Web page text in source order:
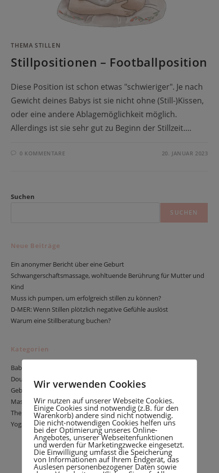
THEMA STILLEN
Stillpositionen – Footballposition
Diese Position ist schon etwas "schwieriger". Je nach
Gewicht deines Babys ist sie nicht ohne (Still-)Kissen,
oder eine andere Ablagemöglichkeit möglich.
Allerdings ist sie sehr gut zu Beginn der Stillzeit.…
0 KOMMENTARE 20. JANUAR 2023
Suchen
SUCHEN
Neue Beiträge
Ein anonymer Bericht über eine Geburt
Schwangerschaftsmassage, wohltuende Berührung für Mutter und
Kind
Muss ich pumpen, um erfolgreich stillen zu können?
D-MER: Wenn Stillen plötzlich negative Gefühle auslöst
Warum eine Stillberatung buchen?
Kategorien
Babyschlaf
Doula
Geburtsgeschichte
Massage
Thema Stillen
Yoga
Wir verwenden Cookies
Wir nutzen auf unserer Webseite Cookies.
Einige Cookies sind notwendig (z.B. für den
Warenkorb) andere sind nicht notwendig.
Die nicht-notwendigen Cookies helfen uns
bei der Optimierung unseres Online-
Angebotes, unserer Webseitenfunktionen
und werden für Marketingzwecke eingesetzt.
Die Einwilligung umfasst die Speicherung
von Informationen auf Ihrem Endgerät, das
Auslesen personenbezogener Daten sowie